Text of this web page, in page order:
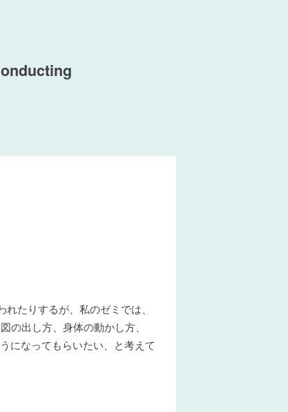
たりするが、私のゼミでは、
出し方、身体の動かし方、
になってもらいたい、と考えて